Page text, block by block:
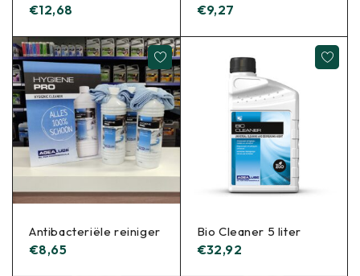
€12,68 €9,27
Antibacteriële reiniger
€8,65
Bio Cleaner 5 liter
€32,92